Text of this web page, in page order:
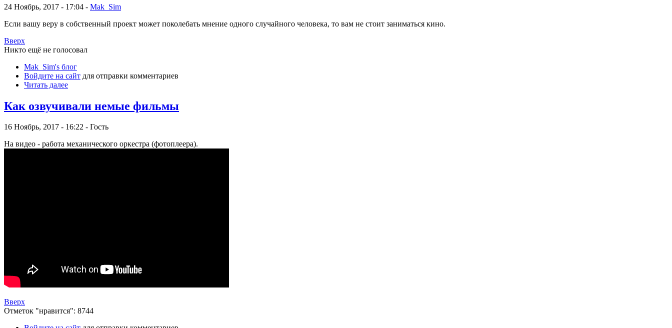
24 Ноябрь, 2017 - 17:04 - Mak_Sim
Если вашу веру в собственный проект может поколебать мнение одного случайного человека, то вам не стоит заниматься кино.
Вверх
Никто ещё не голосовал
Mak_Sim's блог
Войдите на сайт для отправки комментариев
Читать далее
Как озвучивали немые фильмы
16 Ноябрь, 2017 - 16:22 - Гость
На видео - работа механического оркестра (фотоплеера).
Вверх
Отметок "нравится": 8744